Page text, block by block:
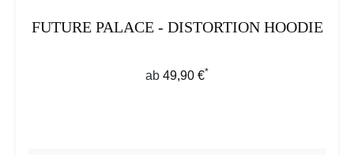
FUTURE PALACE - DISTORTION HOODIE
Regulärer Preis:
ab 49,90 €*